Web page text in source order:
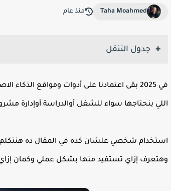
Taha Moahmed منذ عام
جدول التنقل
في 2025 بقى اعتمادنا على أدوات ومواقع الذكاء الاصطناعي يومي ومحدش يقدر ينكر إن
اللي بنحتاجها سواء للشغل أوالدراسة أوإدارة
استخدام شخصي علشان كده في المقال ده
وهتعرف إزاي تستفيد منها بشكل عملي وكمان إزاي